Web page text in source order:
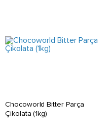
Chocoworld Bitter Parça
Çikolata (1kg)